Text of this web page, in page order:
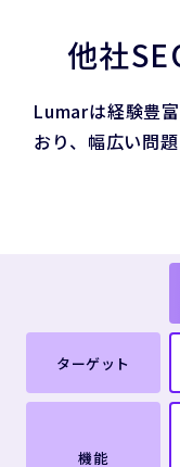
他社
Lumarは経験豊
おり、 幅広い問
ターゲット
機能